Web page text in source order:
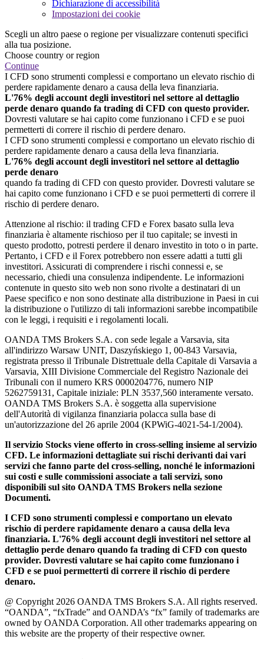
Dichiarazione di accessibilità
Impostazioni dei cookie
Scegli un altro paese o regione per visualizzare contenuti specifici
alla tua posizione.
Choose country or region
Continue
I CFD sono strumenti complessi e comportano un elevato rischio di
perdere rapidamente denaro a causa della leva finanziaria.
L'76% degli account degli investitori nel settore al dettaglio
perde denaro quando fa trading di CFD con questo provider.
Dovresti valutare se hai capito come funzionano i CFD e se puoi
permetterti di correre il rischio di perdere denaro.
I CFD sono strumenti complessi e comportano un elevato rischio di
perdere rapidamente denaro a causa della leva finanziaria.
L'76% degli account degli investitori nel settore al dettaglio
perde denaro
quando fa trading di CFD con questo provider. Dovresti valutare se
hai capito come funzionano i CFD e se puoi permetterti di correre il
rischio di perdere denaro.
Attenzione al rischio: il trading CFD e Forex basato sulla leva
finanziaria è altamente rischioso per il tuo capitale; se investi in
questo prodotto, potresti perdere il denaro investito in toto o in parte.
Pertanto, i CFD e il Forex potrebbero non essere adatti a tutti gli
investitori. Assicurati di comprendere i rischi connessi e, se
necessario, chiedi una consulenza indipendente. Le informazioni
contenute in questo sito web non sono rivolte a destinatari di un
Paese specifico e non sono destinate alla distribuzione in Paesi in cui
la distribuzione o l'utilizzo di tali informazioni sarebbe incompatibile
con le leggi, i requisiti e i regolamenti locali.
OANDA TMS Brokers S.A. con sede legale a Varsavia, sita
all'indirizzo Warsaw UNIT, Daszyńskiego 1, 00-843 Varsavia,
registrata presso il Tribunale Distrettuale della Capitale di Varsavia a
Varsavia, XIII Divisione Commerciale del Registro Nazionale dei
Tribunali con il numero KRS 0000204776, numero NIP
5262759131, Capitale iniziale: PLN 3537,560 interamente versato.
OANDA TMS Brokers S.A. è soggetta alla supervisione
dell'Autorità di vigilanza finanziaria polacca sulla base di
un'autorizzazione del 26 aprile 2004 (KPWiG-4021-54-1/2004).
Il servizio Stocks viene offerto in cross-selling insieme al servizio
CFD. Le informazioni dettagliate sui rischi derivanti dai vari
servizi che fanno parte del cross-selling, nonché le informazioni
sui costi e sulle commissioni associate a tali servizi, sono
disponibili sul sito OANDA TMS Brokers nella sezione
Documenti.
I CFD sono strumenti complessi e comportano un elevato
rischio di perdere rapidamente denaro a causa della leva
finanziaria. L'76% degli account degli investitori nel settore al
dettaglio perde denaro quando fa trading di CFD con questo
provider. Dovresti valutare se hai capito come funzionano i
CFD e se puoi permetterti di correre il rischio di perdere
denaro.
@ Copyright 2026 OANDA TMS Brokers S.A. All rights reserved.
“OANDA”, “fxTrade” and OANDA’s “fx” family of trademarks are
owned by OANDA Corporation. All other trademarks appearing on
this website are the property of their respective owner.